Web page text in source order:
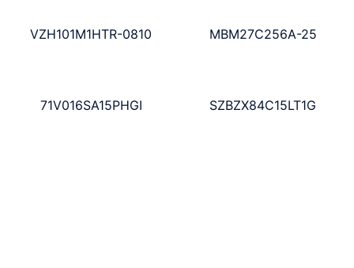
VZH101M1HTR-0810 MBM27C256A-25
71V016SA15PHGI SZBZX84C15LT1G